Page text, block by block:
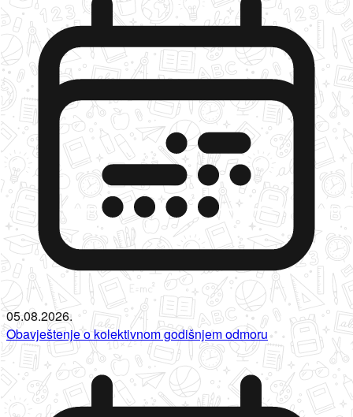
05.08.2026.
Obavještenje o kolektivnom godišnjem odmoru